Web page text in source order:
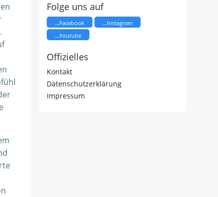
Folge uns auf
...Facebook ...Instagram
...Youtube
Offizielles
Kontakt
Datenschutzerklärung
Impressum